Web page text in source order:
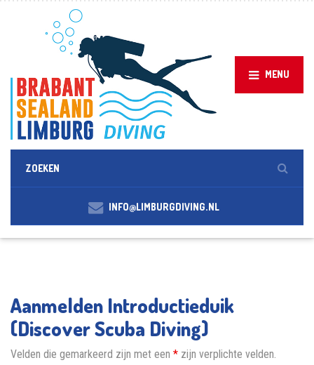
MENU
INFO@LIMBURGDIVING.NL
Aanmelden Introductieduik
(Discover Scuba Diving)
Velden die gemarkeerd zijn met een * zijn verplichte velden.